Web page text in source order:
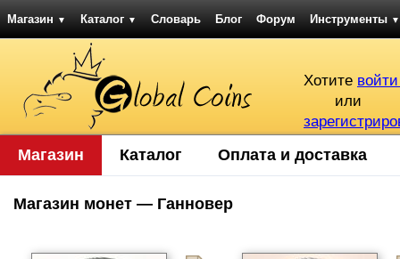
Магазин ▼ Каталог ▼ Словарь Блог Форум Инструменты ▼
Хотите
или
Магазин Каталог Оплата и доставка
Магазин монет — Ганновер